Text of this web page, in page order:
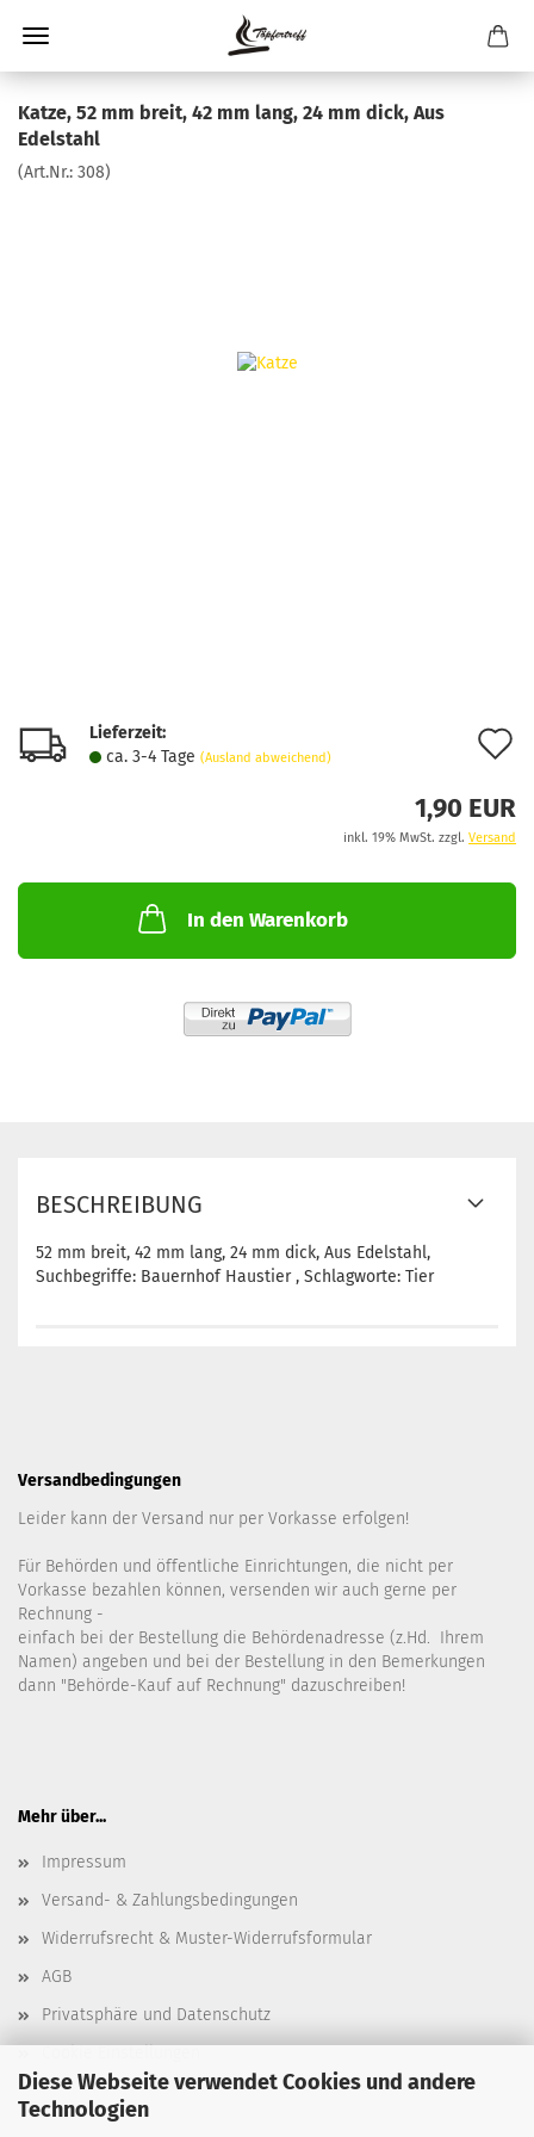
Diese Webseite verwendet Cookies und andere
Technologien
Katze, 52 mm breit, 42 mm lang, 24 mm dick, Aus
Edelstahl
(Art.Nr.: 308)
Lieferzeit:
ca. 3-4 Tage (Ausland abweichend)
1,90 EUR
inkl. 19% MwSt. zzgl. Versand
In den Warenkorb
BESCHREIBUNG
52 mm breit, 42 mm lang, 24 mm dick, Aus Edelstahl,
Suchbegriffe: Bauernhof Haustier , Schlagworte: Tier
Versandbedingungen
Leider kann der Versand nur per Vorkasse erfolgen!
Für Behörden und öffentliche Einrichtungen, die nicht per
Vorkasse bezahlen können, versenden wir auch gerne per
Rechnung -
einfach bei der Bestellung die Behördenadresse (z.Hd. Ihrem
Namen) angeben und bei der Bestellung in den Bemerkungen
dann "Behörde-Kauf auf Rechnung" dazuschreiben!
Mehr über...
Impressum
Versand- & Zahlungsbedingungen
Widerrufsrecht & Muster-Widerrufsformular
AGB
Privatsphäre und Datenschutz